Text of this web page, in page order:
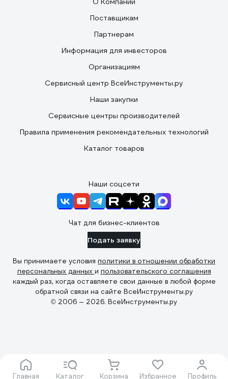
Главная Каталог Корзина Избранное Профиль
Поставщикам
Партнерам
Информация для инвесторов
Организациям
Сервисный центр ВсеИнструменты.ру
Наши закупки
Сервисные центры производителей
Правила применения рекомендательных технологий
Каталог товаров
Наши соцсети
Чат для бизнес-клиентов
Подать заявку
Вы принимаете условия политики в отношении обработки
персональных данных и пользовательского соглашения
каждый раз, когда оставляете свои данные в любой форме
обратной связи на сайте ВсеИнструменты.ру
© 2006 — 2026. ВсеИнструменты.ру